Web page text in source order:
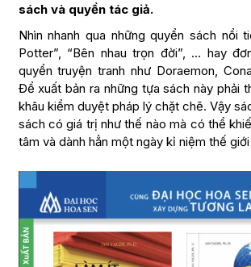
sách và quyền tác giả.
Nhìn nhanh qua những quyển sách nổi
Potter”, “Bên nhau trọn đời”, … hay
quyển truyện tranh như Doraemon,
Để xuất bản ra những tựa sách này phải
khâu kiểm duyệt pháp lý chặt chẽ. Vậy
sách có giá trị như thế nào mà có thể
tâm và dành hẳn một ngày kỉ niệm thế